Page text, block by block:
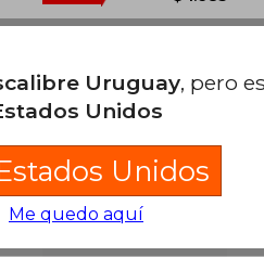
Uruguay, pero
Unidos
Unidos
Me quedo aquí